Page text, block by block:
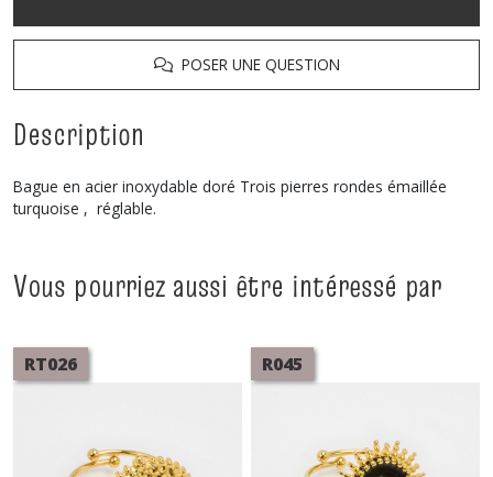
POSER UNE QUESTION
Description
Bague en acier inoxydable doré Trois pierres rondes émaillée
turquoise , réglable.
Vous pourriez aussi être intéressé par
RT026 R045